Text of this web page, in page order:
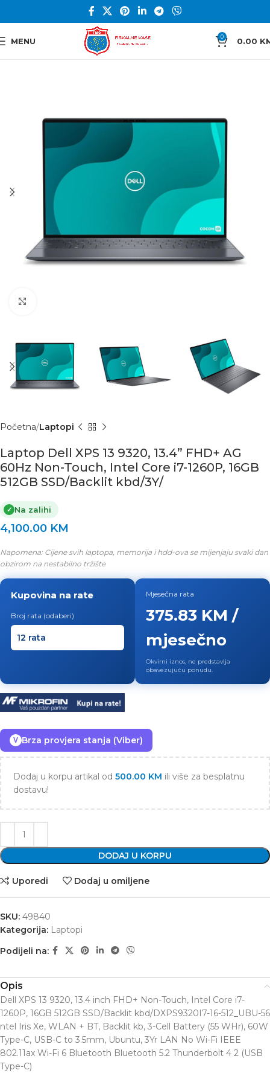
MENU 0 0.00
Početna Laptopi
Laptop Dell XPS 13 9320, 13.4” FHD+ AG
60Hz Non-Touch, Intel Core i7-1260P, 16GB
512GB SSD/Backlit kbd/3Y/
✓ Na zalihi
4,100.00 KM
Napomena: Cijene svih laptopa, memorija i hdd-ova se mijenjaju svaki dan
obzirom na nestabilno tržište
Kupovina na rate
Broj rata (odaberi)
Mjesečna rata
375.83 KM /
mjesečno
Okvirni iznos, ne predstavlja
obavezujuću ponudu.
V Brza provjera stanja (Viber)
Dodaj u korpu artikal od 500.00 KM ili više za besplatnu
dostavu!
DODAJ U KORPU
Uporedi Dodaj u omiljene
SKU: 49840
Kategorija: Laptopi
Podijeli na:
Opis
Dell XPS 13 9320, 13.4 inch FHD+ Non-Touch, Intel Core i7-
1260P, 16GB 512GB SSD/Backlit kbd/DXPS9320I7-16-512_UBU-56
ntel Iris Xe, WLAN + BT, Backlit kb, 3-Cell Battery (55 WHr), 60W
Type-C, USB-C to 3.5mm, Ubuntu, 3Yr LAN No Wi-Fi IEEE
802.11ax Wi-Fi 6 Bluetooth Bluetooth 5.2 Thunderbolt 4 2 (USB
Type-C)